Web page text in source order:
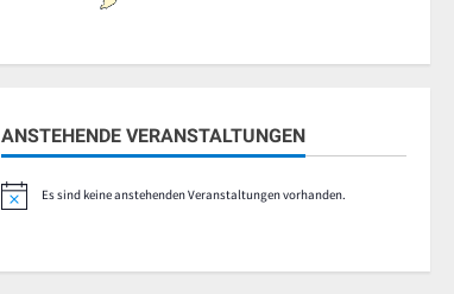
ANSTEHENDE VERANSTALTUNGEN
HinweisEs sind keine anstehenden Veranstaltungen vorhanden.